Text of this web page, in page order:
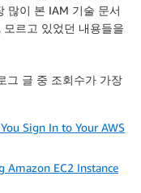
많이 본 IAM 기술 문서
르고 있었던 내용들을
그 글 중 조회수가 가장
Sign In to Your AWS
Amazon EC2 Instance